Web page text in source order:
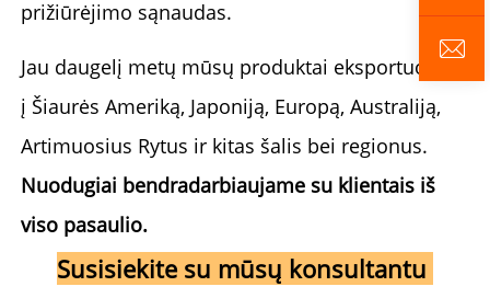
prižiūrėjimo sąnaudas.
Jau daugelį metų mūsų produktai eksportuojami
į Šiaurės Ameriką, Japoniją, Europą, Australiją,
Nuodugiai bendradarbiaujame su klientais iš
viso pasaulio.
Susisiekite su mūsų konsultantu